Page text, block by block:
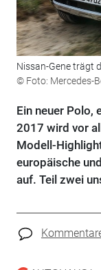
Nissan-Gene trägt
© Foto: Mercedes-
Ein neuer Polo,
2017 wird vor
Modell-
europäische
auf. Teil zwei